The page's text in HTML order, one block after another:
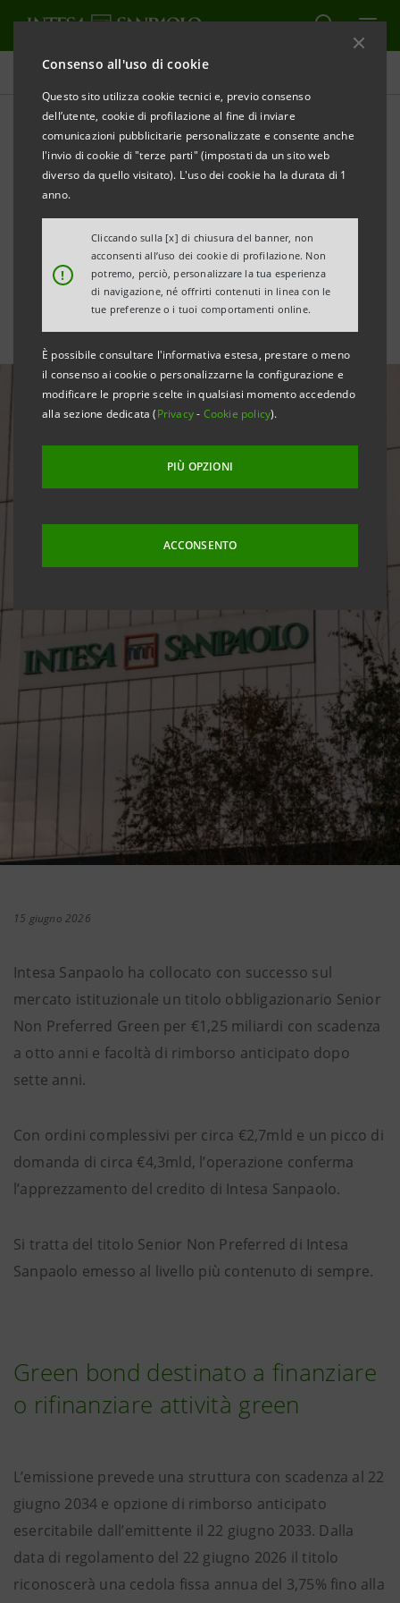
Consenso all'uso di cookie
Questo sito utilizza cookie tecnici e, previo consenso
dell’utente, cookie di profilazione al fine di inviare
comunicazioni pubblicitarie personalizzate e consente anche
l'invio di cookie di "terze parti" (impostati da un sito web
diverso da quello visitato). L'uso dei cookie ha la durata di 1
anno.
!
Cliccando sulla [x] di chiusura del banner, non
acconsenti all’uso dei cookie di profilazione. Non
potremo, perciò, personalizzare la tua esperienza
di navigazione, né offrirti contenuti in linea con le
tue preferenze o i tuoi comportamenti online.
È possibile consultare l'informativa estesa, prestare o meno
il consenso ai cookie o personalizzarne la configurazione e
modificare le proprie scelte in qualsiasi momento accedendo
alla sezione dedicata (Privacy- Cookie policy).
PIÙ OPZIONI
ACCONSENTO
Tutte le news
Intesa Sanpaolo colloca con
successo Green Bond
Senior Non Preferred da
€1,25mld
15 giugno 2026
Intesa Sanpaolo ha collocato con successo sul
mercato istituzionale un titolo obbligazionario Senior
Non Preferred Green per €1,25 miliardi con scadenza
a otto anni e facoltà di rimborso anticipato dopo
sette anni.
Con ordini complessivi per circa €2,7mld e un picco di
domanda di circa €4,3mld, l’operazione conferma
l’apprezzamento del credito di Intesa Sanpaolo.
Si tratta del titolo Senior Non Preferred di Intesa
Sanpaolo emesso al livello più contenuto di sempre.
Green bond destinato a finanziare
o rifinanziare attività green
L’emissione prevede una struttura con scadenza al 22
giugno 2034 e opzione di rimborso anticipato
esercitabile dall’emittente il 22 giugno 2033. Dalla
data di regolamento del 22 giugno 2026 il titolo
riconoscerà una cedola fissa annua del 3,75% fino alla